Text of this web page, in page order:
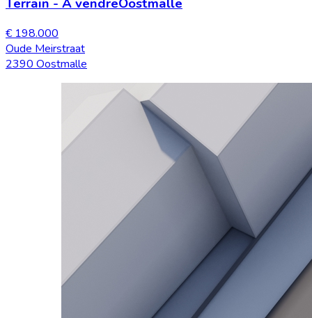
€ 198.000
Oude Meirstraat
2390 Oostmalle